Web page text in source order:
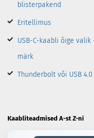
blisterpakend
Eritellimus
USB-C-kaabli õige
märk
Thunderbolt või USB 4.0
Kaabliteadmised A-st Z-ni